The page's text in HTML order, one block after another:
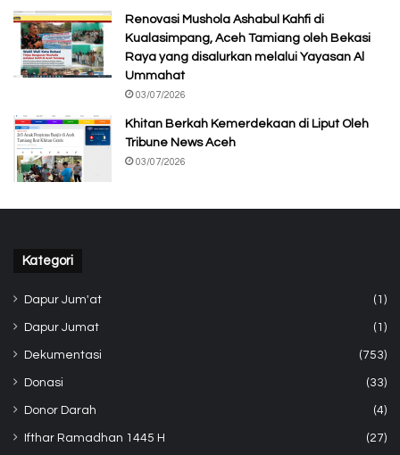
Renovasi Mushola Ashabul Kahfi di
Kualasimpang, Aceh Tamiang oleh Bekasi
Raya yang disalurkan melalui Yayasan Al
Ummahat
03/07/2026
Khitan Berkah Kemerdekaan di Liput Oleh
Tribune News Aceh
03/07/2026
Kategori
Dapur Jum'at (1)
Dapur Jumat (1)
Dekumentasi (753)
Donasi (33)
Donor Darah (4)
Ifthar Ramadhan 1445 H (27)